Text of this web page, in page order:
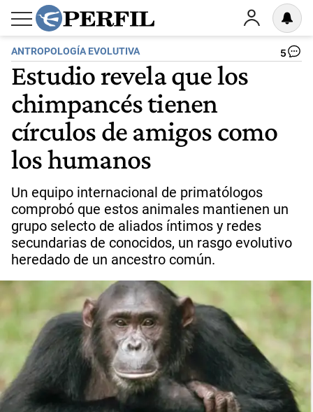
ANTROPOLOGÍA EVOLUTIVA 5
Estudio revela que los
chimpancés tienen
círculos de amigos como
los humanos
Un equipo internacional de primatólogos
comprobó que estos animales mantienen un
grupo selecto de aliados íntimos y redes
secundarias de conocidos, un rasgo evolutivo
heredado de un ancestro común.